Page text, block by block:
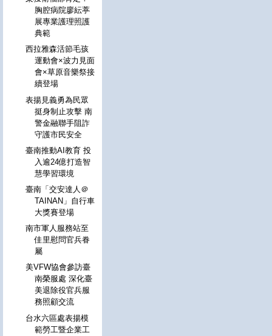
胸腔病院廖紜葶
展專業護理照護
典範
西拉雅森活節毛孩
運動會×波力見面
會×草原音樂祭接
續登場
表揚見義勇為民眾
挺身制止攻擊 南
警金融聯手阻詐
守護市民安全
臺南推動AI教育 投
入逾24億打造智
慧學習環境
臺南「交安達人＠
TAINAN」自行車
大獎賽登場
南市軍人服務站至
佳里慰問官兵眷
屬
美VFW協會參訪臺
南榮服處 深化臺
美退除役官兵服
務照顧交流
台水六區處表揚模
範勞工暨企業工